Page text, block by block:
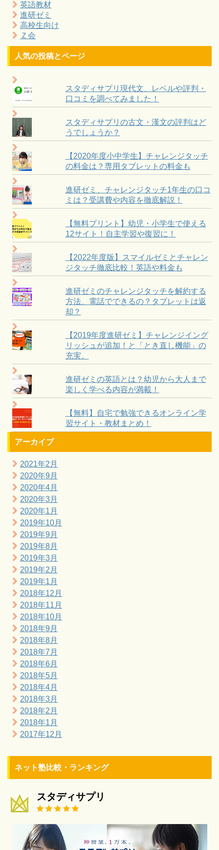
英語教材
進研ゼミ
高校生向け
Ｚ会
人気の投稿とページ
スタディサプリ現代文、レベルや評判・
口コミを調べてみました！
スタディサプリの古文・漢文の評判はど
うでしょうか？
【2020年度小中学生】チャレンジタッチ
の料金は？専用タブレットの料金も
進研ゼミ、チャレンジタッチ1年生の口コ
ミは？受講費や内容を徹底解説！
【無料プリント】幼児・小学生で使える
12サイト！自主学習や復習に！
【2022年度版】スマイルゼミとチャレン
ジタッチ徹底比較！英語や料金も
進研ゼミのチャレンジタッチを解約する
方法、電話でできるの？タブレットは返
却？
【2019年度進研ゼミ】チャレンジイング
リッシュが追加！と「とき直し機能」の
充実。
進研ゼミの英語とは？幼児から大人まで
楽しく学べる内容が満載！
【無料】自宅で勉強できるオンライン学
習サイト・教材まとめ！
アーカイブ
2021年2月
2020年9月
2020年4月
2020年3月
2020年1月
2019年10月
2019年9月
2019年8月
2019年3月
2019年2月
2019年1月
2018年12月
2018年11月
2018年10月
2018年9月
2018年8月
2018年7月
2018年6月
2018年5月
2018年4月
2018年3月
2018年2月
2018年1月
2017年12月
ネット塾比較・ランキング
スタディサプリ